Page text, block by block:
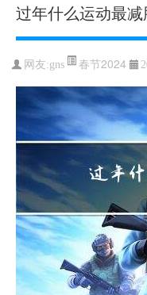
过年什么运动最
网友:gns 春节2024